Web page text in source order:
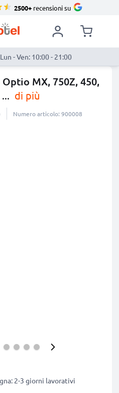
2500+recensioni su
Lun - Ven: 10:00 - 21:00
MX, 750Z, 450,
... di più
Numero articolo: 900008
2-3 giorni lavorativi